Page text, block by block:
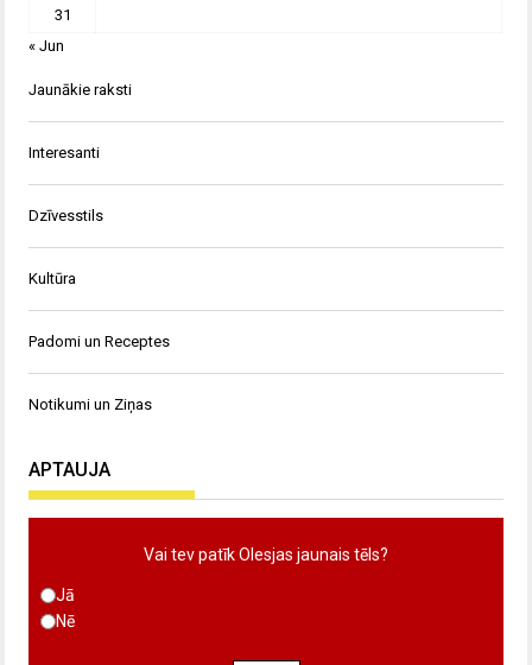
31
« Jun
Jaunākie raksti
Interesanti
Dzīvesstils
Kultūra
Padomi un Receptes
Notikumi un Ziņas
APTAUJA
Vai tev patīk Olesjas jaunais tēls?
Jā
Nē